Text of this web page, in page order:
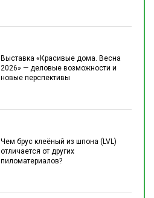
Выставка «Красивые дома. Весна
2026» — деловые возможности и
новые перспективы
Чем брус клеёный из шпона (LVL)
отличается от других
пиломатериалов?